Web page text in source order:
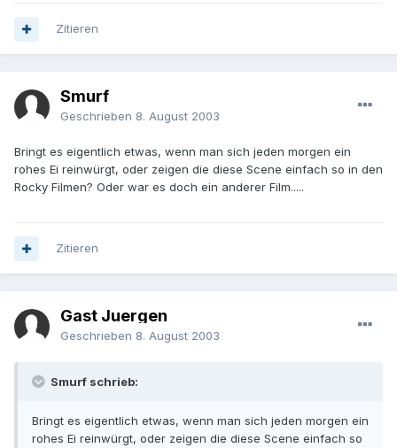
Zitieren
Smurf
Geschrieben 8. August 2003
Bringt es eigentlich etwas, wenn man sich jeden morgen ein
rohes Ei reinwürgt, oder zeigen die diese Scene einfach so in den
Rocky Filmen? Oder war es doch ein anderer Film.....
Zitieren
Gast Juergen
Geschrieben 8. August 2003
Smurf schrieb:
Bringt es eigentlich etwas, wenn man sich jeden morgen ein
rohes Ei reinwürgt, oder zeigen die diese Scene einfach so